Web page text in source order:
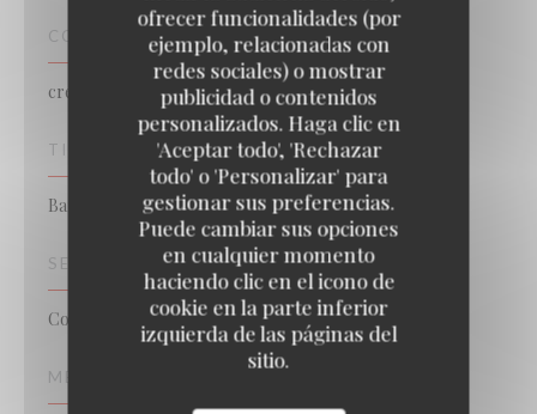
ofrecer funcionalidades (por
ejemplo, relacionadas con
redes sociales) o mostrar
publicidad o contenidos
personalizados. Haga clic en
'Aceptar todo', 'Rechazar
todo' o 'Personalizar' para
gestionar sus preferencias.
Puede cambiar sus opciones
en cualquier momento
haciendo clic en el icono de
cookie en la parte inferior
izquierda de las páginas del
sitio.
COCINA
creativa, Cocina Tradicional,
TIPO DE NEGOCIO
Bar Restaurant
SERVICIOS
Compra Vino, Pedido para Llevar
MÉTODOS DE PAGO